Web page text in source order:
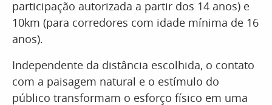
participação autorizada a partir dos 14 anos) e
10km (para corredores com idade mínima de 16
anos).
Independente da distância escolhida, o contato
com a paisagem natural e o estímulo do
público transformam o esforço físico em uma